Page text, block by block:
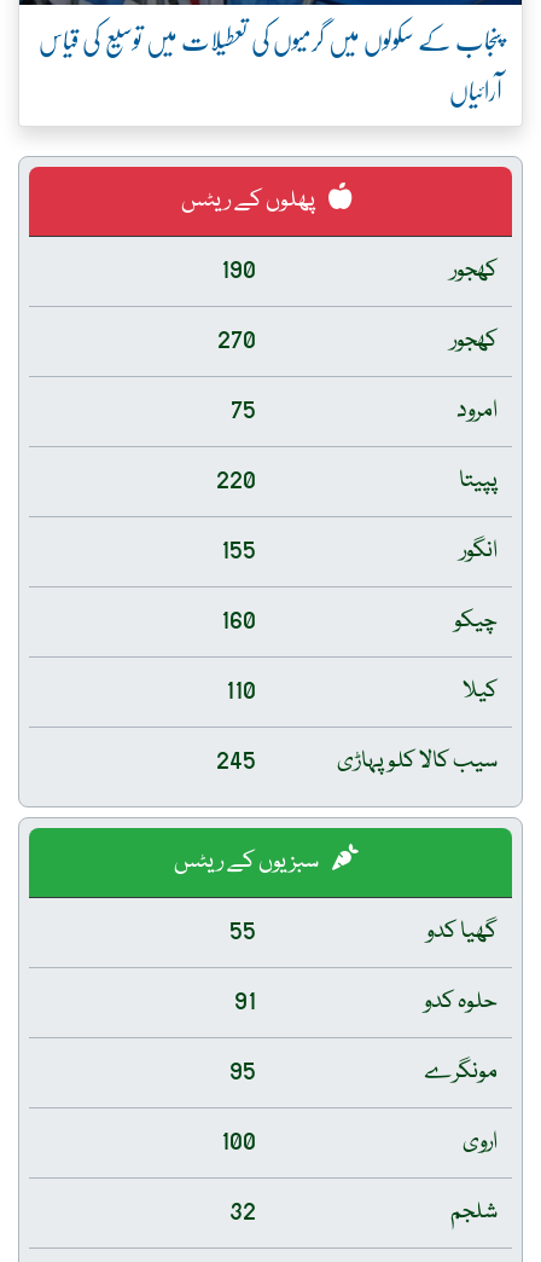
پنجاب کے سکولوں میں گرمیوں کی تعطیلات میں توسیع کی قیاس
آرائیاں
پھلوں کے ریٹس
کھجور
190
کھجور
270
امرود
75
پپیتا
220
انگور
155
چیکو
160
کیلا
110
سیب کالا کلو پہاڑی
245
سبزیوں کے ریٹس
گھیا کدو
55
حلوہ کدو
91
مونگرے
95
اروی
100
شلجم
32